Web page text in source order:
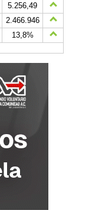
5.256,49
2.466.946
13,8%